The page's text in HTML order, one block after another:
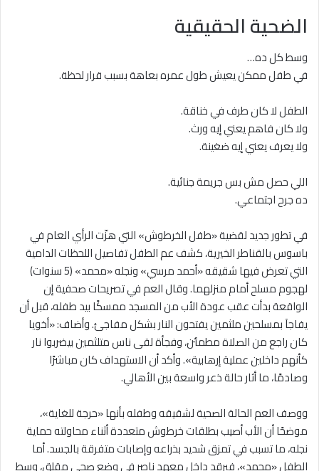
الضحية الحقيقية
وسط كل ده…
في طفل ممكن يعيش طول عمره بعاهة بسبب قرار لحظة.
الطفل لا كان طرف في خناقة.
ولا كان فاهم يعني إيه ورث.
ولا يعرف يعني إيه ضغينة.
اللي حصل مش بس جريمة جنائية.
ده جرح اجتماعي.
في تطور جديد لقضية «طفل الخرطوش» التي هزّت الرأي العام في
باسوس بالقناطر الخيرية، كشف عم الطفل تفاصيل اللحظات الدامية
التي تعرض فيها شقيقه «أحمد مرسي» ونجله «محمد» (5 سنوات)
لهجوم مسلح أمام منزلهما. وقال العم في تصريحات صحفية إن
الواقعة بدأت عقب عودة الأب من المسجد ممسكًا بيد طفله، قبل أن
يفاجآ بمسلحين ملثمين يفتحون النار بشكل مفاجئ. وأضاف: «أخويا
كان راجع من الصلاة مطمئن، وفجأة لقى ناس متلثمين بيضربوا نار
كأنهم داخلين عملية إرهابية». وأكد أن الاستهداف كان مباشرًا
وصادمًا، ما أثار حالة ذعر واسعة بين الأهالي.
ووصف العم الحالة الصحية لشقيقه وطفله بأنها «حرجة للغاية»،
موضحًا أن الأب أصيب بطلقات خرطوش متعددة أثناء محاولته حماية
نجله، ما تسبب في تمزق شديد بذراعه وإصابات متفرقة بالجسد. أما
الطفل «محمد»، فيرقد داخل معهد ناصر في وضع صحي مقلق، وسط